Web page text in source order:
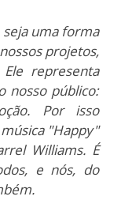
uma forma
projetos,
representa
nosso público:
Por isso
"Happy"
Williams. É
e nós, do